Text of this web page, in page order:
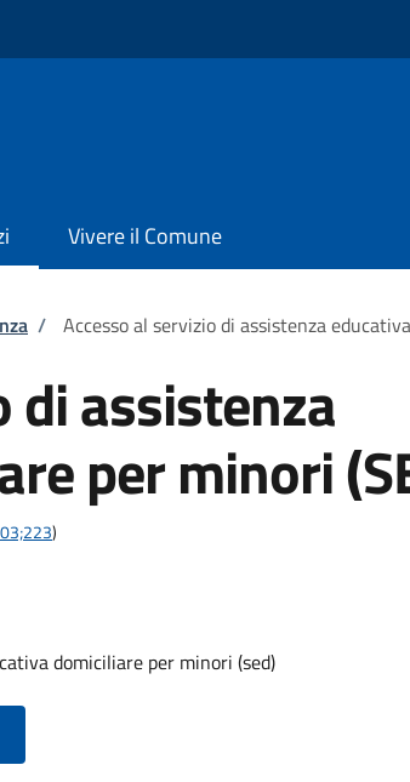
Vivere il Comune
/ Accesso al servizio di assistenza
di assistenza
per minori
)
domiciliare per minori (sed)